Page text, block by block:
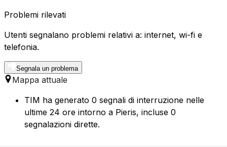
Problemi rilevati
Utenti segnalano problemi relativi a: internet, wi-fi e
telefonia.
Segnala un problema
Mappa attuale
TIM ha generato 0 segnali di interruzione nelle
ultime 24 ore intorno a Pieris, incluse 0
segnalazioni dirette.